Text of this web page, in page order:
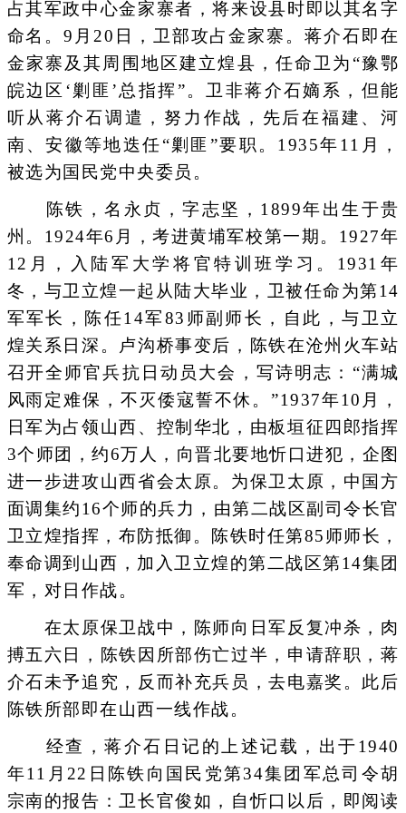
占其军政中心金家寨者，将来设县时即以其名字
命名。9月20日，卫部攻占金家寨。蒋介石即在
金家寨及其周围地区建立煌县，任命卫为“豫鄂
皖边区‘剿匪’总指挥”。卫非蒋介石嫡系，但能
听从蒋介石调遣，努力作战，先后在福建、河
南、安徽等地迭任“剿匪”要职。1935年11月，
被选为国民党中央委员。
陈铁，名永贞，字志坚，1899年出生于贵
州。1924年6月，考进黄埔军校第一期。1927年
12月，入陆军大学将官特训班学习。1931年
冬，与卫立煌一起从陆大毕业，卫被任命为第14
军军长，陈任14军83师副师长，自此，与卫立
煌关系日深。卢沟桥事变后，陈铁在沧州火车站
召开全师官兵抗日动员大会，写诗明志：“满城
风雨定难保，不灭倭寇誓不休。”1937年10月，
日军为占领山西、控制华北，由板垣征四郎指挥
3个师团，约6万人，向晋北要地忻口进犯，企图
进一步进攻山西省会太原。为保卫太原，中国方
面调集约16个师的兵力，由第二战区副司令长官
卫立煌指挥，布防抵御。陈铁时任第85师师长，
奉命调到山西，加入卫立煌的第二战区第14集团
军，对日作战。
在太原保卫战中，陈师向日军反复冲杀，肉
搏五六日，陈铁因所部伤亡过半，申请辞职，蒋
介石未予追究，反而补充兵员，去电嘉奖。此后
陈铁所部即在山西一线作战。
经查，蒋介石日记的上述记载，出于1940
年11月22日陈铁向国民党第34集团军总司令胡
宗南的报告：卫长官俊如，自忻口以后，即阅读